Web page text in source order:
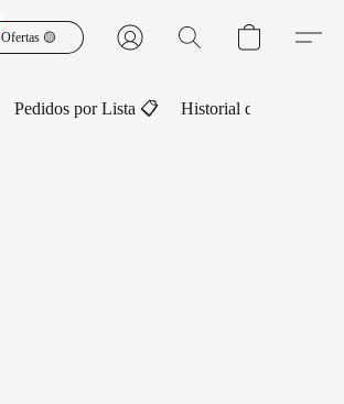
Ofertas 🟡
Pedidos por Lista 📋 Historial de Pedidos